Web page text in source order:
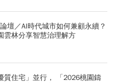
壇／AI時代城市如何兼顧永續？
雲林分享智慧治理解方
質住宅」並行， 「2026桃園鑄